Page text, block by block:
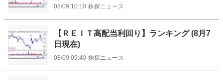
08/09 10:10 株探ニュース
【ＲＥＩＴ高配当利回り】ランキング (8月7
日現在)
08/09 09:40 株探ニュース